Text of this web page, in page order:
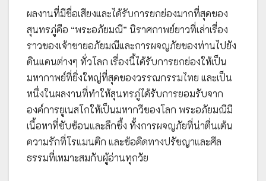
ผลงานที่มีชื่อเสียงและได้รับการยกย่องมากที่สุดของ
สุนทรภู่คือ “พระอภัยมณี” นิราศกาพย์ยาวที่เล่าเรื่อง
ราวของเจ้าชายอภัยมณีและการผจญภัยของท่านไปยัง
ดินแดนต่างๆ ทั่วโลก เรื่องนี้ได้รับการยกย่องให้เป็น
มหากาพย์ที่ยิ่งใหญ่ที่สุดของวรรณกรรมไทย และเป็น
หนึ่งในผลงานที่ทำให้สุนทรภู่ได้รับการยอมรับจาก
องค์การยูเนสโกให้เป็นมหากวีของโลก พระอภัยมณีมี
เนื้อหาที่ซับซ้อนและลึกซึ้ง ทั้งการผจญภัยที่น่าตื่นเต้น
ความรักที่โรแมนติก และข้อคิดทางปรัชญาและศีล
ธรรมที่เหมาะสมกับผู้อ่านทุกวัย